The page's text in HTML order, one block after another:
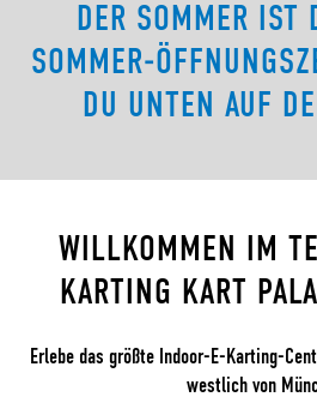
DER SOMMER IST
DU UNTEN AUF
WILLKOMMEN IM
KARTING KART
Erlebe das größte Indoor-E-Karting-
westlich von